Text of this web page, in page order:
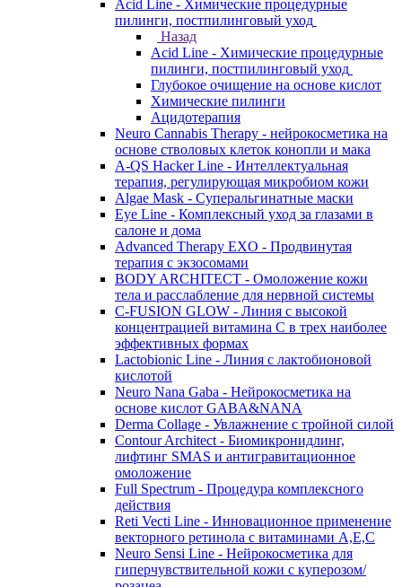
Acid Line - Химические процедурные
пилинги, постпилинговый уход
Назад
Acid Line - Химические процедурные
пилинги, постпилинговый уход
Глубокое очищение на основе кислот
Химические пилинги
Ацидотерапия
Neuro Cannabis Therapy - нейрокосметика на
основе стволовых клеток конопли и мака
A-QS Hacker Line - Интеллектуальная
терапия, регулирующая микробиом кожи
Algae Mask - Суперальгинатные маски
Eye Line - Комплексный уход за глазами в
салоне и дома
Advanced Therapy EXO - Продвинутая
терапия с экзосомами
BODY ARCHITECT - Омоложение кожи
тела и расслабление для нервной системы
C-FUSION GLOW - Линия с высокой
концентрацией витамина C в трех наиболее
эффективных формах
Lactobionic Line - Линия с лактобионовой
кислотой
Neuro Nana Gaba - Нейрокосметика на
основе кислот GABA&NANA
Derma Collage - Увлажнение с тройной силой
Contour Architect - Биомикронидлинг,
лифтинг SMAS и антигравитационное
омоложение
Full Spectrum - Процедура комплексного
действия
Reti Vecti Line - Инновационное применение
векторного ретинола с витаминами A,Е,С
Neuro Sensi Line - Нейрокосметика для
гиперчувствительной кожи с куперозом/